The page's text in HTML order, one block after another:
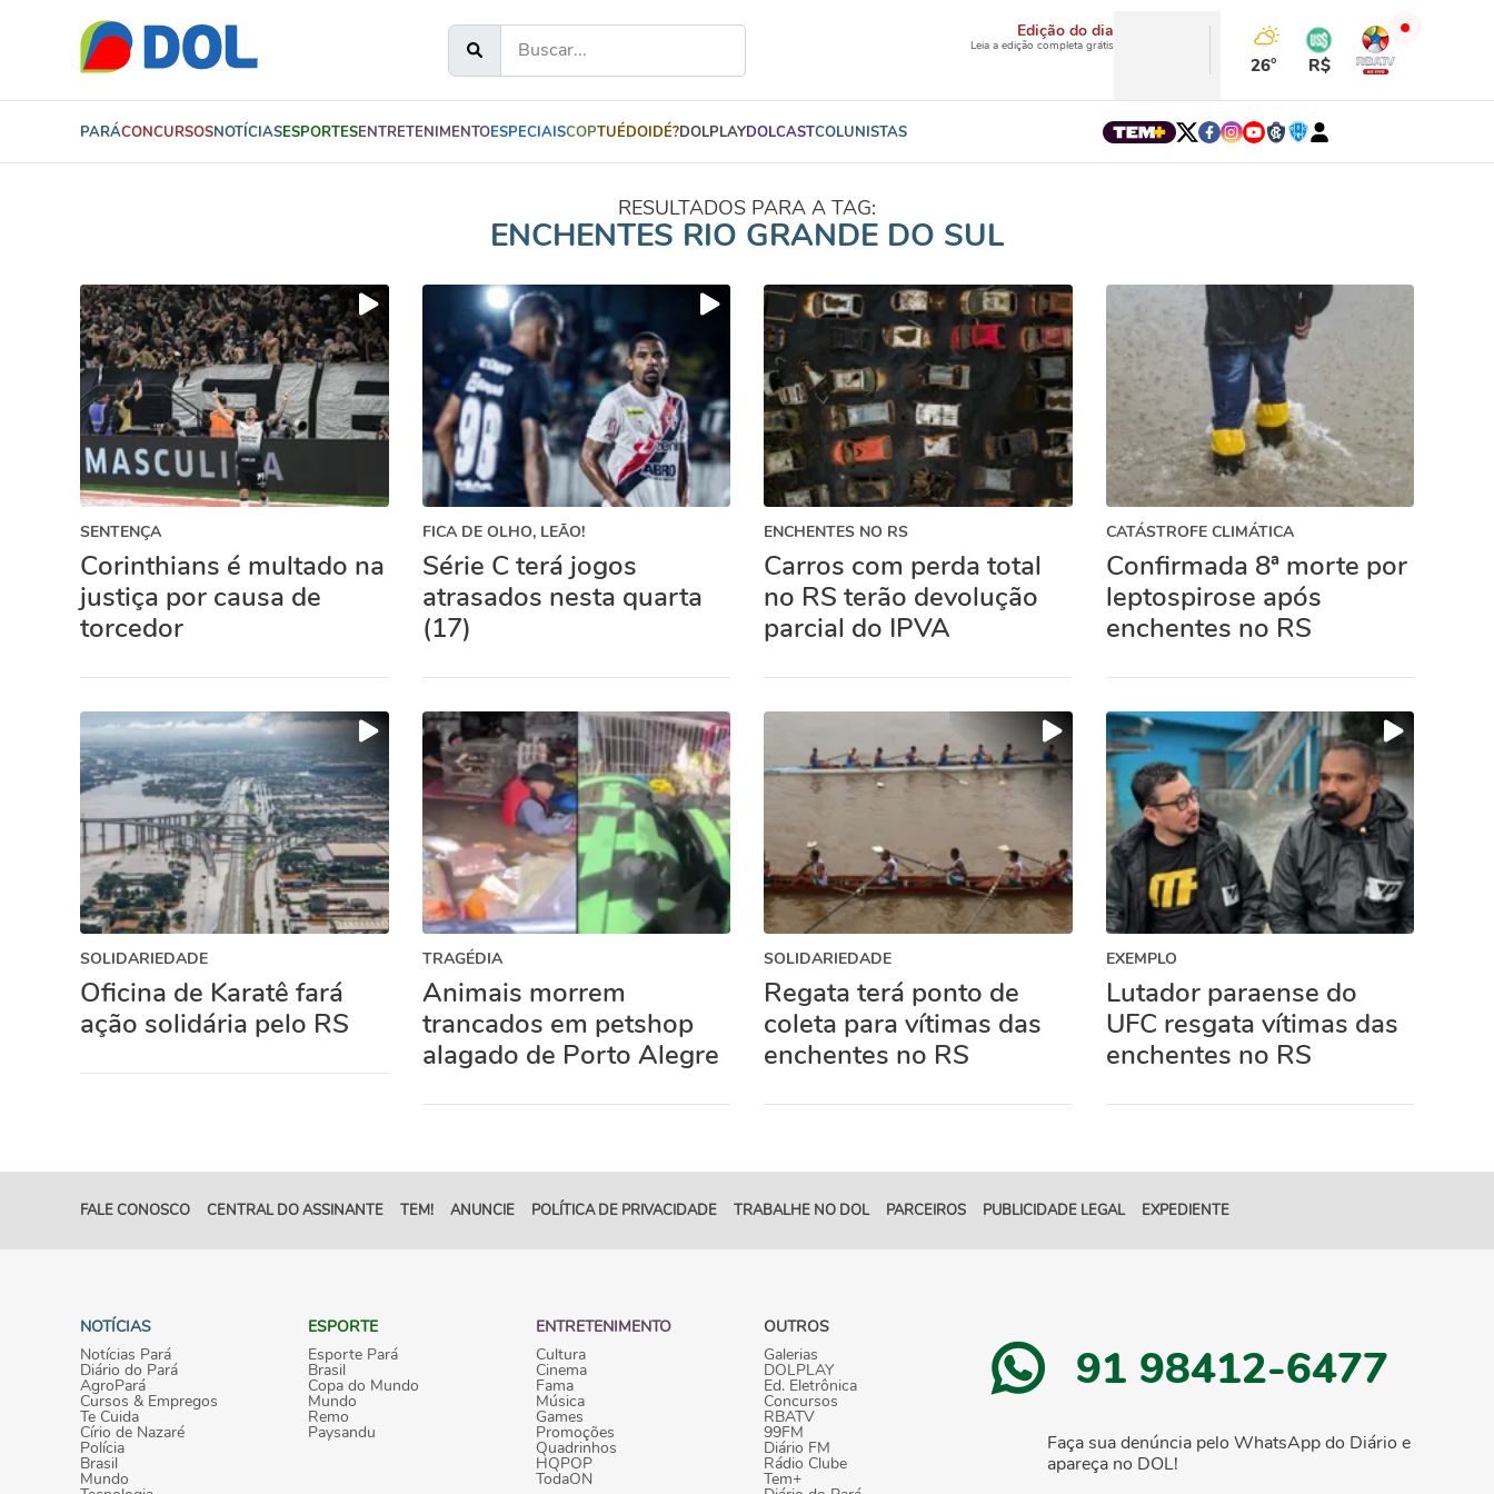
Edição do dia
Leia a edição completa grátis
26° R$
PARÁCONCURSOSNOTÍCIASESPORTESENTRETENIMENTOESPECIAISCOPTUÉDOIDÉ?DOLPLAYDOLCASTCOLUNISTAS
RESULTADOS PARA A TAG:
ENCHENTES RIO GRANDE DO SUL
SENTENÇA
Corinthians é multado na
justiça por causa de
torcedor
FICA DE OLHO, LEÃO!
Série C terá jogos
atrasados nesta quarta
(17)
ENCHENTES NO RS
Carros com perda total
no RS terão devolução
parcial do IPVA
CATÁSTROFE CLIMÁTICA
Confirmada 8ª morte por
leptospirose após
enchentes no RS
SOLIDARIEDADE
Oficina de Karatê fará
ação solidária pelo RS
TRAGÉDIA
Animais morrem
trancados em petshop
alagado de Porto Alegre
SOLIDARIEDADE
Regata terá ponto de
coleta para vítimas das
enchentes no RS
EXEMPLO
Lutador paraense do
UFC resgata vítimas das
enchentes no RS
FALE CONOSCO CENTRAL DO ASSINANTE TEM! ANUNCIE POLÍTICA DE PRIVACIDADE TRABALHE NO DOL PARCEIROS PUBLICIDADE LEGAL EXPEDIENTE
NOTÍCIAS
Notícias Pará
Diário do Pará
AgroPará
Cursos & Empregos
Te Cuida
Círio de Nazaré
Polícia
Brasil
Mundo
ESPORTE
Esporte Pará
Brasil
Copa do Mundo
Mundo
Remo
Paysandu
ENTRETENIMENTO
Cultura
Cinema
Fama
Música
Games
Promoções
Quadrinhos
HQPOP
TodaON
OUTROS
Galerias
DOLPLAY
Ed. Eletrônica
Concursos
RBATV
99FM
Diário FM
Rádio Clube
Tem+
91 98412-6477
Faça sua denúncia pelo WhatsApp do Diário e
apareça no DOL!